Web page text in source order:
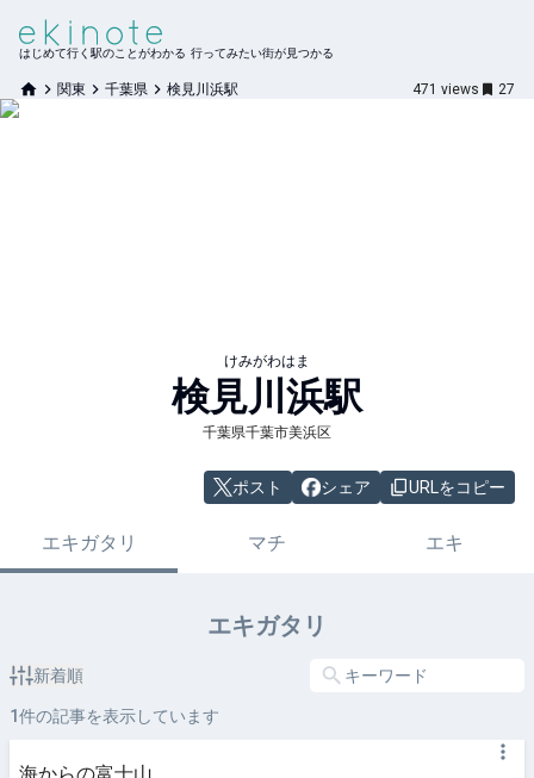
はじめて行く駅のことがわかる 行ってみたい街が見つかる
関東 千葉県 検見川浜駅 471 views 27
けみがわはま
検見川浜駅
千葉県千葉市美浜区
ポスト シェア URLをコピー
エキガタリ マチ エキ
エキガタリ
新着順
1件の記事を表示しています